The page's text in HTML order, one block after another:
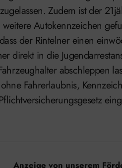
Zudem ist der
Autokennzeichen
der Rintelner einen
direkt in die
abschleppen
Fahrerlaubnis,
Anzeige von unserem